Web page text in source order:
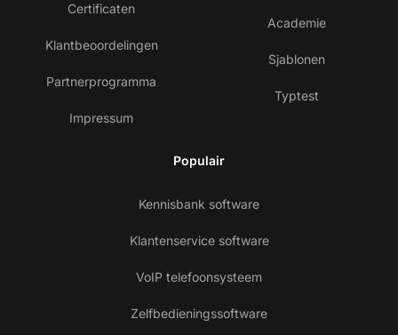
Certificaten
Klantbeoordelingen
Partnerprogramma
Impressum
Academie
Sjablonen
Typtest
Populair
Kennisbank software
Klantenservice software
VoIP telefoonsysteem
Zelfbedieningssoftware